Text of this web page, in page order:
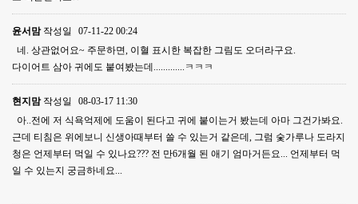
윤서맘 작성일
07-11-22 00:24
네. 상관없어요~ 주문하면, 이혈 표시한 복잡한 그림도 오더라구요.
다이어트 삼아 귀에도 붙여봤는데.............ㅋㅋㅋ
현지맘 작성일
08-03-17 11:30
아..전에 저 식욕억제에 도움이 된다고 귀에 붙이는거 봤는데 아마 그건가봐요.
근데 티침은 위에보니 신생아때부터 쓸 수 있는거 같은데, 그럼 숯가루나 도라지
청은 언제부터 먹일 수 있나요??? 전 만6개월 된 애기 엄마거든요... 언제부터 먹
일 수 있는지 궁금하네요...